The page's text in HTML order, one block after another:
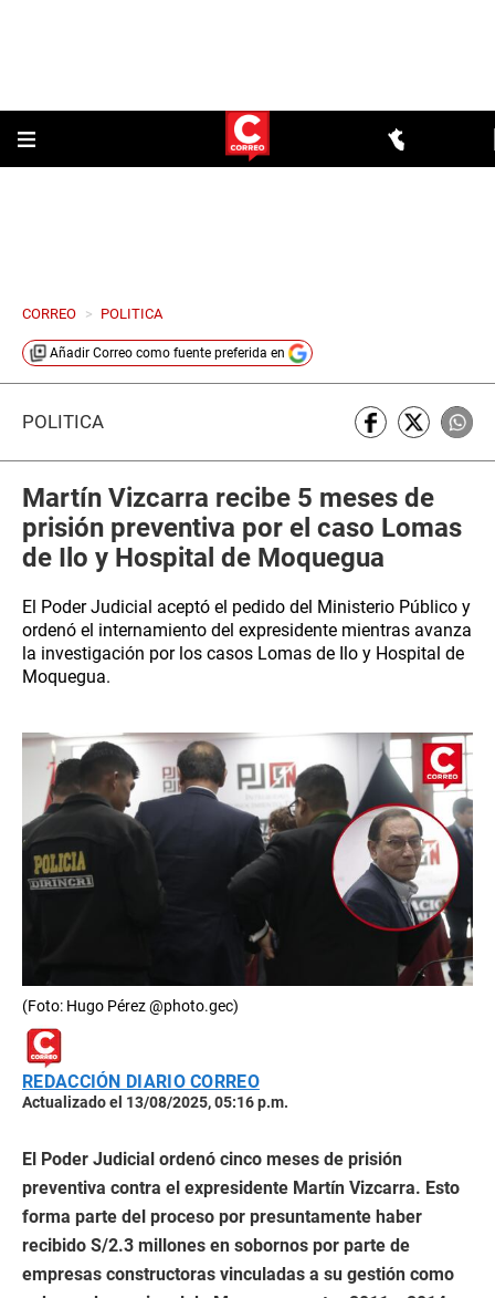
CORREO > POLITICA
Añadir Correo como fuente preferida en
POLÍTICA
Martín Vizcarra recibe 5 meses de
prisión preventiva por el caso Lomas
de Ilo y Hospital de Moquegua
El Poder Judicial aceptó el pedido del Ministerio Público y
ordenó el internamiento del expresidente mientras avanza
la investigación por los casos Lomas de Ilo y Hospital de
Moquegua.
(Foto: Hugo Pérez @photo.gec)
REDACCIÓN DIARIO CORREO
Actualizado el 13/08/2025, 05:16 p.m.
El Poder Judicial ordenó cinco meses de prisión
preventiva contra el expresidente Martín Vizcarra. Esto
forma parte del proceso por presuntamente haber
recibido S/2.3 millones en sobornos por parte de
empresas constructoras vinculadas a su gestión como